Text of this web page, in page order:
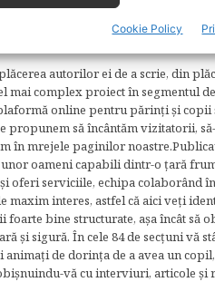
Cookie Policy
autorilor ei de a scrie, din
mai complex proiect în segmentul
online pentru părinţi şi copii
propunem să încântăm vizitatorii,
în mrejele paginilor noastre.​
oameni capabili dintr-o ţară
oferi serviciile, echipa colaborând
maxim interes, astfel că aici veţi
bine structurate, aşa încât să
şi sigură. În cele 84 de secțuni vă
animaţi de dorinţa de a avea un
vă cu interviuri, articole şi